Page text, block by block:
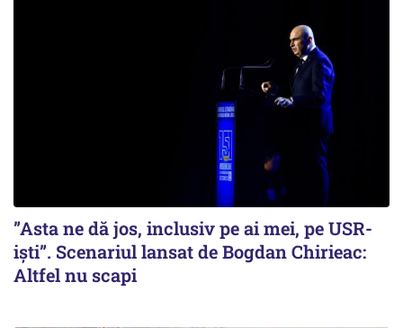
”Asta ne dă jos, inclusiv pe ai mei, pe USR-
iști”. Scenariul lansat de Bogdan Chirieac:
Altfel nu scapi